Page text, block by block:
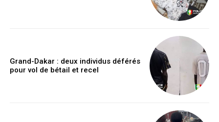
Grand-Dakar : deux individus déférés
pour vol de bétail et recel